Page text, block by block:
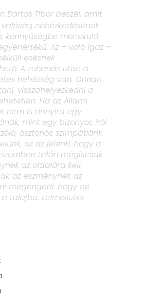
Bartos Tibor beszél, amit
nehézkedésének
könnyűségbe menekülő
Az – való igaz –
esésnek
A zuhanás után a
nehézség van. Onnan
visszahelyezkedni a
Ha az Állami
nem is annyira egy
mint egy bizonyos írói
ösztönös szimpátiánk
az az jelenti, hogy a
talán mégiscsak
az oldalára kell
az eszménynek az
megengedi, hogy ne
talajba. Leimeiszter